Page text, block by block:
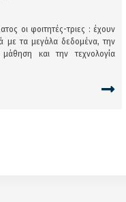
οι φοιτητές-τριες : έχουν
με τα μεγάλα δεδομένα, την
και την τεχνολογία